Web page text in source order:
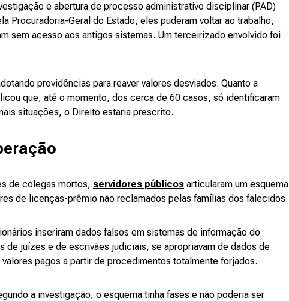
e abertura de processo administrativo disciplinar (PAD)
Procuradoria-Geral do Estado, eles puderam voltar ao trabalho,
sem acesso aos antigos sistemas. Um terceirizado envolvido foi
providências para reaver valores desviados. Quanto a
que, até o momento, dos cerca de 60 casos, só identificaram
situações, o Direito estaria prescrito.
de colegas mortos, servidores públicos articularam um esquema
de licenças-prêmio não reclamados pelas famílias dos falecidos.
inseriram dados falsos em sistemas de informação do
de juízes e de escrivães judiciais, se apropriavam de dados de
pagos a partir de procedimentos totalmente forjados.
a investigação, o esquema tinha fases e não poderia ser